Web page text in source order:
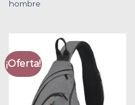
hombre
¡Oferta!